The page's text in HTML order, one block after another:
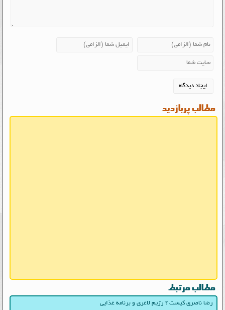
مطالب پربازدید
مطالب مرتبط
رضا ناصری کیست ؟ رژیم لاغری و برنامه غذایی